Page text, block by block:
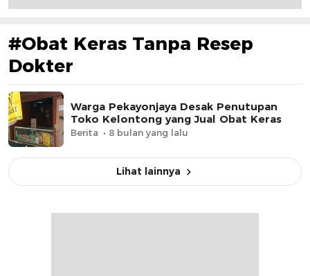
#Obat Keras Tanpa Resep
Dokter
Warga Pekayonjaya Desak Penutupan
Toko Kelontong yang Jual Obat Keras
Berita 8 bulan yang lalu
Lihat lainnya